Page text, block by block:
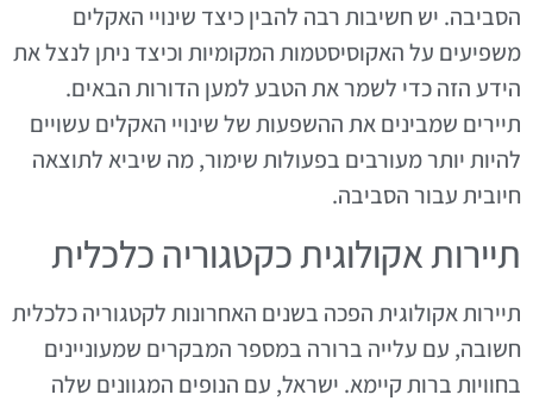
הסביבה. יש חשיבות רבה להבין כיצד שינויי האקלים
משפיעים על האקוסיסטמות המקומיות וכיצד ניתן לנצל את
הידע הזה כדי לשמר את הטבע למען הדורות הבאים.
תיירים שמבינים את ההשפעות של שינויי האקלים עשויים
להיות יותר מעורבים בפעולות שימור, מה שיביא לתוצאה
חיובית עבור הסביבה.
תיירות אקולוגית כקטגוריה כלכלית
תיירות אקולוגית הפכה בשנים האחרונות לקטגוריה כלכלית
חשובה, עם עלייה ברורה במספר המבקרים שמעוניינים
בחוויות ברות קיימא. ישראל, עם הנופים המגוונים שלה